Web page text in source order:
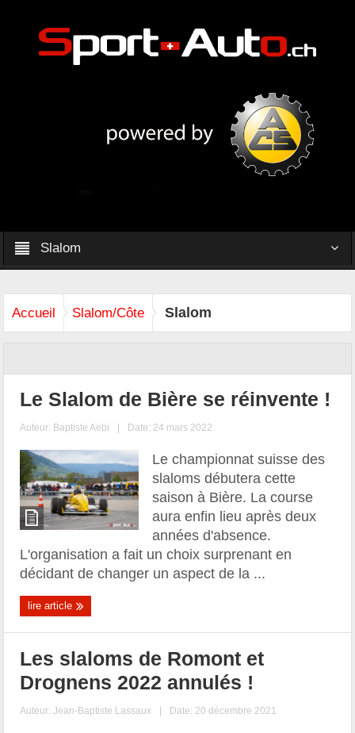
Slalom
Accueil Slalom/Côte Slalom
Le Slalom de Bière se réinvente !
Auteur: Baptiste Aebi | Date: 24 mars 2022
Le championnat suisse des
slaloms débutera cette
saison à Bière. La course
aura enfin lieu après deux
années d'absence.
L'organisation a fait un choix surprenant en
décidant de changer un aspect de la ...
lire article
Les slaloms de Romont et
Drognens 2022 annulés !
Auteur:Jean-Baptiste Lassaux | Date: 20 décembre 2021